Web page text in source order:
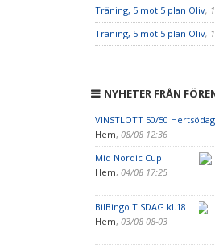
Träning, 5 mot 5 plan Oliv,
Träning, 5 mot 5 plan Oliv,
NYHETER FRÅN
VINSTLOTT 50/50
Hem, 08/08 12:36
Mid Nordic Cup
Hem, 04/08 17:25
BilBingo TISDAG kl.18
Hem, 03/08 08-03